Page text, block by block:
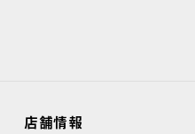
店舗情報